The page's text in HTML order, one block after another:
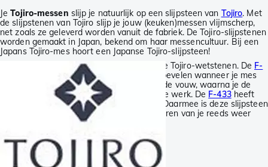
JeTojiro-messen slijp je natuurlijk op een slijpsteen van Tojiro. Met
de slijpstenen van Tojiro slijp je jouw (keuken)messen vlijmscherp,
net zoals ze geleverd worden vanuit de fabriek. De Tojiro-slijpstenen
worden gemaakt in Japan, bekend om haar messencultuur. Bij een
Japans Tojiro-mes hoort een Japanse Tojiro-slijpsteen!
We hebben twee verschillende tweezijdige Tojiro-wetstenen. De F-
is met zijn korrel 220 en 1000 aan te bevelen wanneer je mes
redelijk bot is. Met de 220-zijde herstel je de vouw, waarna je de
andere kant kunt gebruiken voor het fijnere werk. De F-433heeft
slijplagen in korrelgroottes 1000 en 3000. Daarmee is deze slijpsteen
voornamelijk geschikt voor het perfectioneren van je reeds weer
aangescherpte snede.